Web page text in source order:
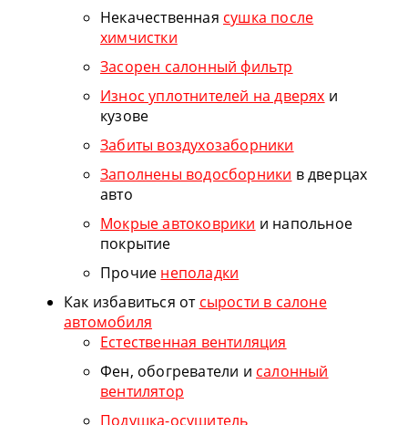
Некачественная сушка после
химчистки
Засорен салонный фильтр
Износ уплотнителей на дверях и
кузове
Забиты воздухозаборники
Заполнены водосборники в дверцах
авто
Мокрые автоковрики и напольное
покрытие
Прочие неполадки
Как избавиться от сырости в салоне
автомобиля
Естественная вентиляция
Фен, обогреватели и салонный
вентилятор
Подушка-осушитель